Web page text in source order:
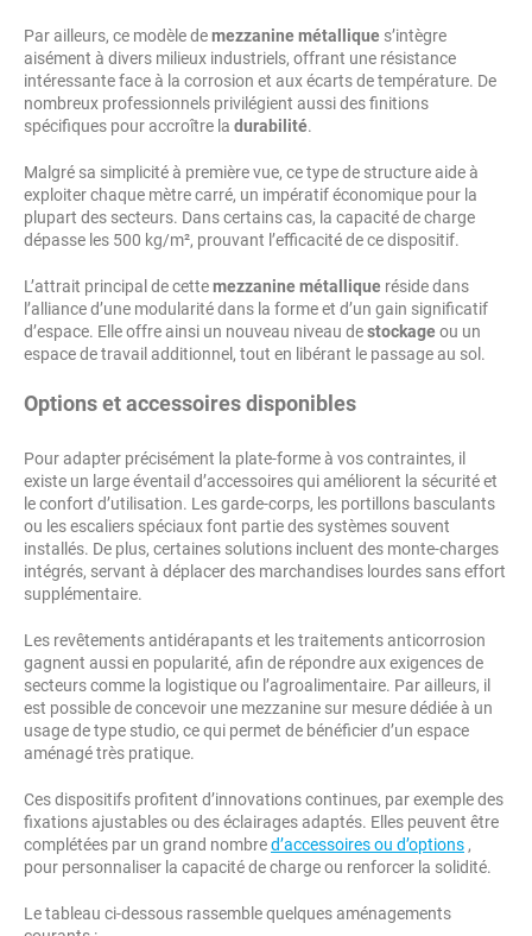
Par ailleurs, ce modèle demezzanine métallique s’intègre
aisément à divers milieux industriels, offrant une résistance
intéressante face à la corrosion et aux écarts de température. De
nombreux professionnels privilégient aussi des finitions
spécifiques pour accroître la durabilité.
Malgré sa simplicité à première vue, ce type de structure aide à
exploiter chaque mètre carré, un impératif économique pour la
plupart des secteurs. Dans certains cas, la capacité de charge
dépasse les 500 kg/m², prouvant l’efficacité de ce dispositif.
L’attrait principal de cettemezzanine métallique réside dans
l’alliance d’une modularité dans la forme et d’un gain significatif
d’espace. Elle offre ainsi un nouveau niveau destockageou un
espace de travail additionnel, tout en libérant le passage au sol.
Options et accessoires disponibles
Pour adapter précisément la plate-forme à vos contraintes, il
existe un large éventail d’accessoires qui améliorent la sécurité et
le confort d’utilisation. Les garde-corps, les portillons basculants
ou les escaliers spéciaux font partie des systèmes souvent
installés. De plus, certaines solutions incluent des monte-charges
intégrés, servant à déplacer des marchandises lourdes sans effort
supplémentaire.
Les revêtements antidérapants et les traitements anticorrosion
gagnent aussi en popularité, afin de répondre aux exigences de
secteurs comme la logistique ou l’agroalimentaire. Par ailleurs, il
est possible de concevoir une mezzanine sur mesure dédiée à un
usage de type studio, ce qui permet de bénéficier d’un espace
aménagé très pratique.
Ces dispositifs profitent d’innovations continues, par exemple des
fixations ajustables ou des éclairages adaptés. Elles peuvent être
complétées par un grand nombred’accessoires ou d’options ,
pour personnaliser la capacité de charge ou renforcer la solidité.
Le tableau ci-dessous rassemble quelques aménagements